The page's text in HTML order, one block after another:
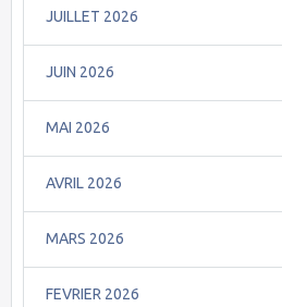
JUILLET 2026
JUIN 2026
MAI 2026
AVRIL 2026
MARS 2026
FEVRIER 2026